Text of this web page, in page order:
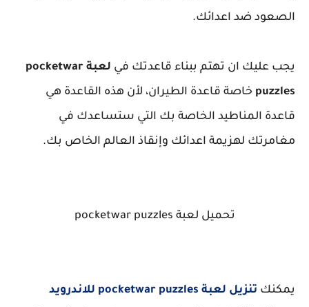
الصعود ضد اعدائك.
يجب عليك ان تهتم ببناء قاعدتك في
لعبة pocketwar
puzzles خاصة قاعدة الطيران، لأن هذه القاعدة هي
قاعدة المناطيد الخاصة بك التي ستساعدك في
مغامرتك لهزيمة اعدائك وإنقاذ العالم الخاص بك.
تحميل لعبة pocketwar puzzles
يمكنك تنزيل لعبة pocketwar puzzles للاندرويد